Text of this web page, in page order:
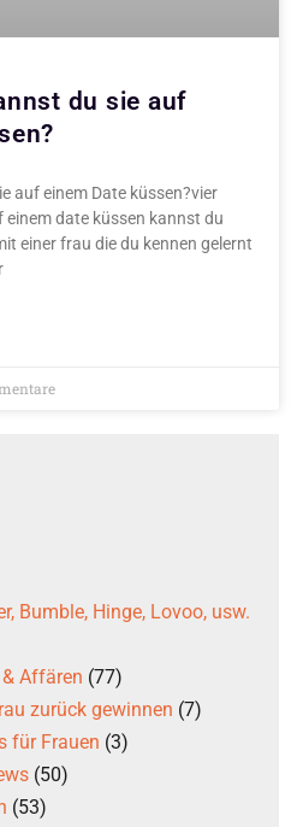
du sie auf
auf einem Date küssen?vier
einem date küssen kannst du
einer frau die du kennen gelernt
Bumble, Hinge, Lovoo, usw.
Affären (77)
zurück gewinnen (7)
für Frauen (3)
(50)
(53)